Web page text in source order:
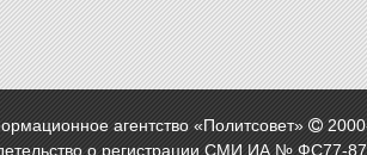
агентство «Политсовет»
о регистрации СМИ ИА № ФС77-